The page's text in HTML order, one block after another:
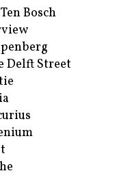
Bosch
Delft Street